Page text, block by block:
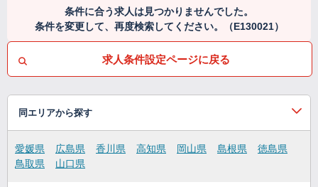
条件に合う求人は見つかりませんでした。
条件を変更して、再度検索してください。（E130021）
求人条件設定ページに戻る
同エリアから探す
愛媛県 広島県 香川県 高知県 岡山県 島根県
徳島県
鳥取県
山口県